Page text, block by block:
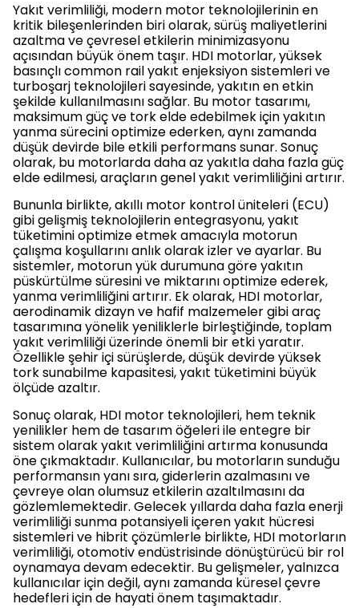
Yakıt verimliliği, modern motor teknolojilerinin en
kritik bileşenlerinden biri olarak, sürüş maliyetlerini
azaltma ve çevresel etkilerin minimizasyonu
açısından büyük önem taşır. HDI motorlar, yüksek
basınçlı common rail yakıt enjeksiyon sistemleri ve
turboşarj teknolojileri sayesinde, yakıtın en etkin
şekilde kullanılmasını sağlar. Bu motor tasarımı,
maksimum güç ve tork elde edebilmek için yakıtın
yanma sürecini optimize ederken, aynı zamanda
düşük devirde bile etkili performans sunar. Sonuç
olarak, bu motorlarda daha az yakıtla daha fazla güç
elde edilmesi, araçların genel yakıt verimliliğini artırır.
Bununla birlikte, akıllı motor kontrol üniteleri (ECU)
gibi gelişmiş teknolojilerin entegrasyonu, yakıt
tüketimini optimize etmek amacıyla motorun
çalışma koşullarını anlık olarak izler ve ayarlar. Bu
sistemler, motorun yük durumuna göre yakıtın
püskürtülme süresini ve miktarını optimize ederek,
yanma verimliliğini artırır. Ek olarak, HDI motorlar,
aerodinamik dizayn ve hafif malzemeler gibi araç
tasarımına yönelik yeniliklerle birleştiğinde, toplam
yakıt verimliliği üzerinde önemli bir etki yaratır.
Özellikle şehir içi sürüşlerde, düşük devirde yüksek
tork sunabilme kapasitesi, yakıt tüketimini büyük
ölçüde azaltır.
Sonuç olarak, HDI motor teknolojileri, hem teknik
yenilikler hem de tasarım öğeleri ile entegre bir
sistem olarak yakıt verimliliğini artırma konusunda
öne çıkmaktadır. Kullanıcılar, bu motorların sunduğu
performansın yanı sıra, giderlerin azalmasını ve
çevreye olan olumsuz etkilerin azaltılmasını da
gözlemlemektedir. Gelecek yıllarda daha fazla enerji
verimliliği sunma potansiyeli içeren yakıt hücresi
sistemleri ve hibrit çözümlerle birlikte, HDI motorların
verimliliği, otomotiv endüstrisinde dönüştürücü bir rol
oynamaya devam edecektir. Bu gelişmeler, yalnızca
kullanıcılar için değil, aynı zamanda küresel çevre
hedefleri için de hayati önem taşımaktadır.